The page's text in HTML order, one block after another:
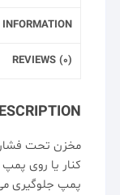
REVIEWS (0)
مخزن تحت
کنار یا روی پمپ
پمپ جلوگیری